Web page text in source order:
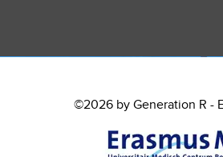
©2026 by Generation R -